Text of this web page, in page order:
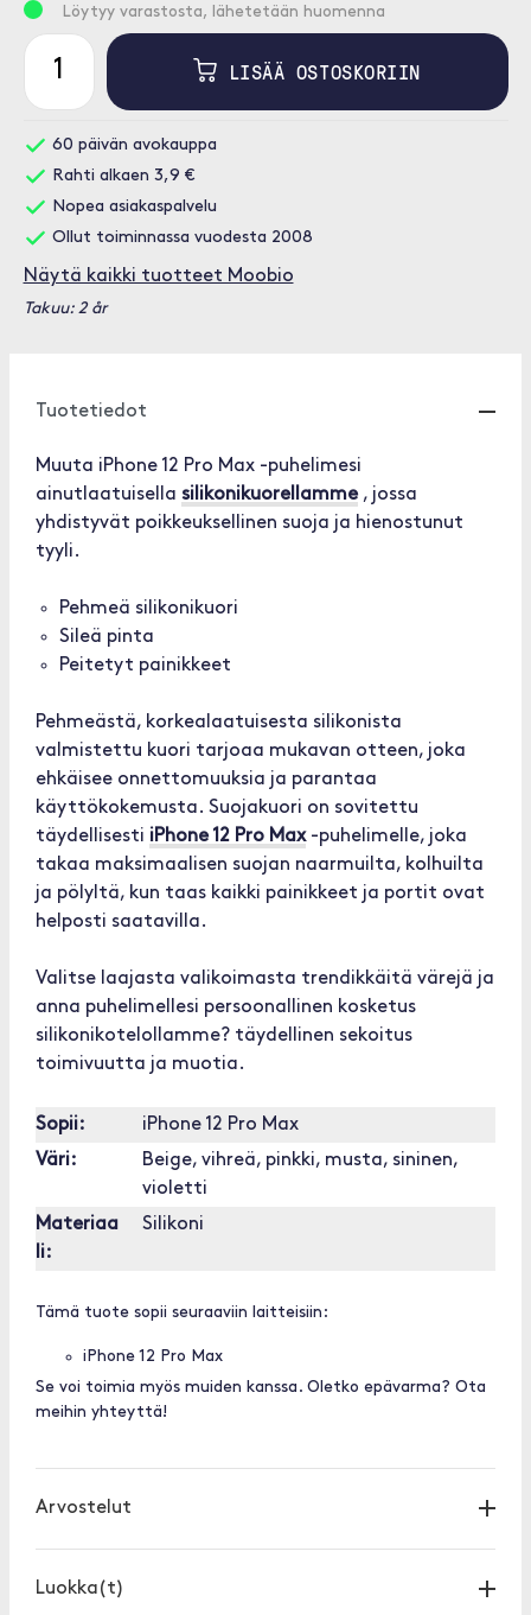
Löytyy varastosta, lähetetään huomenna
LISÄÄ OSTOSKORIIN
60 päivän avokauppa
Rahti alkaen 3,9 €
Nopea asiakaspalvelu
Ollut toiminnassa vuodesta 2008
Näytä kaikki tuotteet Moobio
Takuu: 2 år
Tuotetiedot
Muuta iPhone 12 Pro Max -puhelimesi
ainutlaatuisella silikonikuorellamme, jossa
yhdistyvät poikkeuksellinen suoja ja hienostunut
tyyli.
Pehmeä silikonikuori
Sileä pinta
Peitetyt painikkeet
Pehmeästä, korkealaatuisesta silikonista
valmistettu kuori tarjoaa mukavan otteen, joka
ehkäisee onnettomuuksia ja parantaa
käyttökokemusta. Suojakuori on sovitettu
täydellisesti iPhone 12 Pro Max-puhelimelle, joka
takaa maksimaalisen suojan naarmuilta, kolhuilta
ja pölyltä, kun taas kaikki painikkeet ja portit ovat
helposti saatavilla.
Valitse laajasta valikoimasta trendikkäitä värejä ja
anna puhelimellesi persoonallinen kosketus
silikonikotelollamme? täydellinen sekoitus
toimivuutta ja muotia.
Sopii:
iPhone 12 Pro Max
Väri:
Beige, vihreä, pinkki, musta, sininen,
violetti
Materiaa
li:
Silikoni
Tämä tuote sopii seuraaviin laitteisiin:
iPhone 12 Pro Max
Se voi toimia myös muiden kanssa. Oletko epävarma? Ota
meihin yhteyttä!
Arvostelut
Luokka(t)